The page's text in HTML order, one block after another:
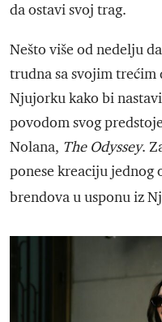
da ostavi svoj trag.
Nešto više od nedelju
trudna sa svojim trećim
Njujorku kako bi
povodom svog
Nolana, The Odyssey.
ponese kreaciju
brendova u usponu iz